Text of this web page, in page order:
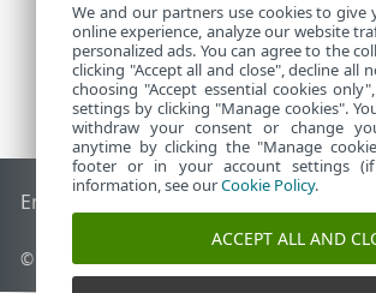
End of Life ESETナレッジベース ESETフ
© 1992 - 2026 ESET, spol. s r.o. - All rights
We and our partners use cookies to
online experience, analyze our website
personalized ads. You can agree to the
clicking "Accept all and close", decline all
choosing "Accept essential cookies
settings by clicking "Manage cookies".
withdraw your consent or change
anytime by clicking the "Manage
footer or in your account settings (if
information, see ourCookie Policy.
ACCEPT ALL AND